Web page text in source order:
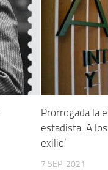
Prorrogada la
estadista. A
exilio’
7 SEP, 2021